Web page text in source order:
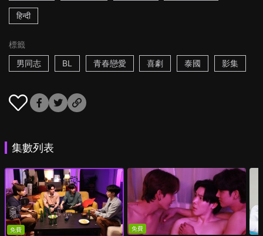
हिन्दी
標籤
男同志
BL 青春戀愛 喜劇 泰國 影集
集數列表
免費 免費